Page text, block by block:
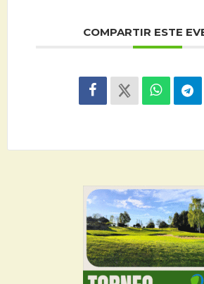
COMPARTIR ESTE